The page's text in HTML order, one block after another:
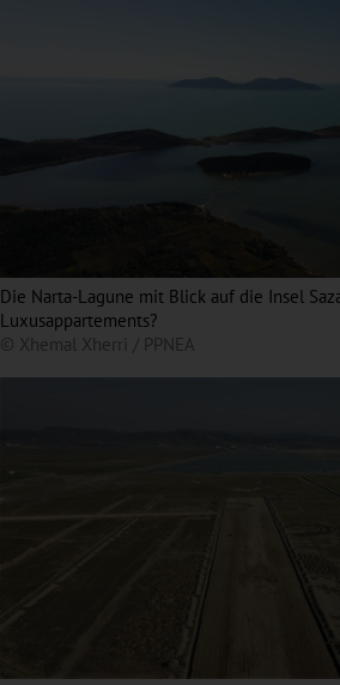
Die Narta-Lagune mit Blick auf die Insel
Luxusappartements?
© Xhemal Xherri / PPNEA